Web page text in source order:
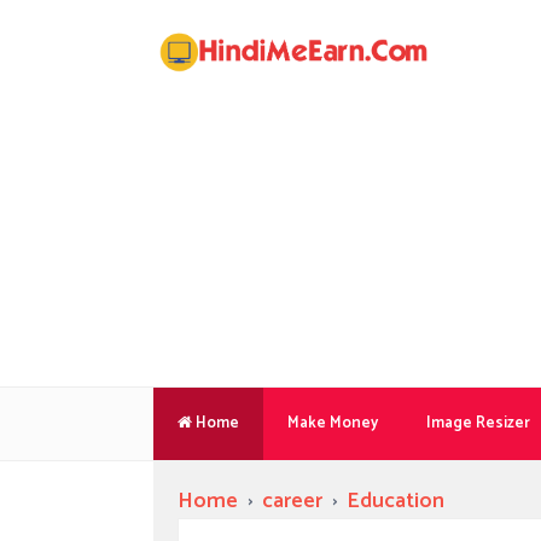
Home Make Money Image Resizer
Home › career › Education